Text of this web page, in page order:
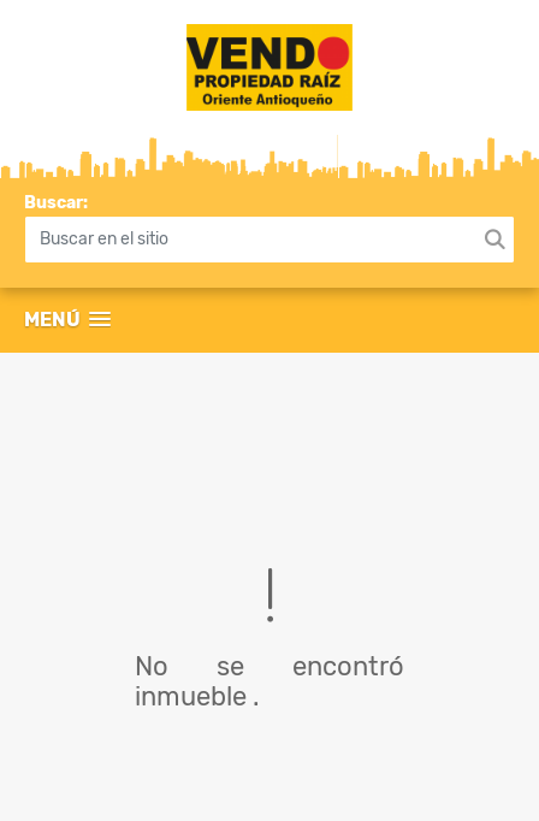
Buscar:
MENÚ
No se encontró
inmueble .